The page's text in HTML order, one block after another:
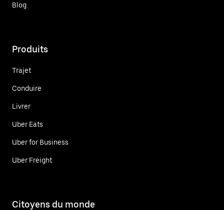
Blog
Produits
Trajet
Conduire
Livrer
Uber Eats
Uber for Business
Uber Freight
Citoyens du monde